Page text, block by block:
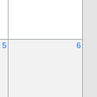
5 6